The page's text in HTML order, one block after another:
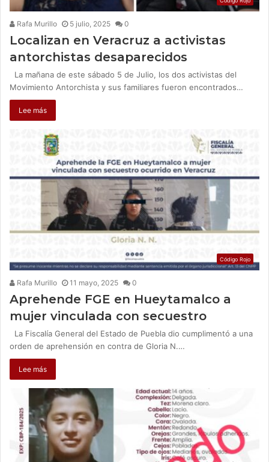
Rafa Murillo 5 julio, 2025 0
Localizan en Veracruz a activistas
antorchistas desaparecidos
La mañana de este sábado 5 de Julio, los dos activistas del
Movimiento Antorchista y sus familiares fueron encontrados…
Lee más
Código Rojo
Rafa Murillo 11 mayo, 2025 0
Aprehende FGE en Hueytamalco a
mujer vinculada con secuestro
La Fiscalía General del Estado de Puebla dio cumplimentó a una
orden de aprehensión en contra de Gloria N.…
Lee más